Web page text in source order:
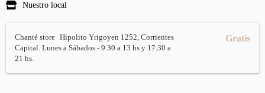
Nuestro local
Chanté store Hipolito Yrigoyen 1252, Corrientes
Capital. Lunes a Sábados - 9.30 a 13 hs y 17.30 a
21 hs.
Gratis